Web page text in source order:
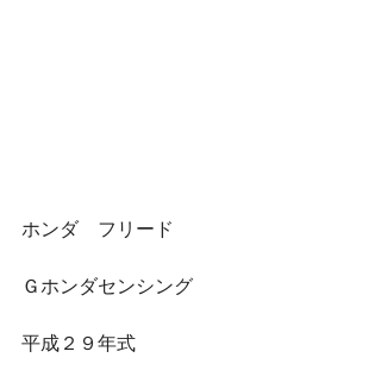
ホンダ　フリード
Ｇホンダセンシング
平成２９年式